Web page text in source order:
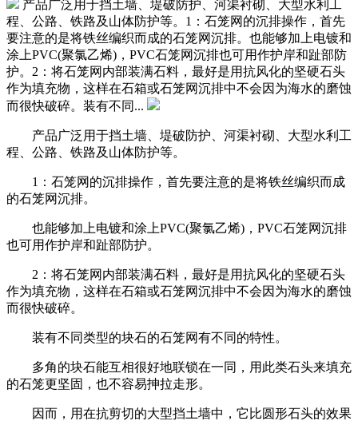
产品广泛用于挡土墙、堤破防护、河渠衬砌、大型水利工
程、公路、铁路及山体防护等。1：石笼网的沉排操作，首先
要注意的是将铁丝编织而成的石笼网沉排。也能够加上电镀和
涂上PVC(聚氯乙烯)，PVC石笼网沉排也可用作护岸和趾部防
护。2：将石笼网内部装满石料，最好是用抗风化的坚硬石头
作为填充物，这样在石箱或石笼网沉排中不会因为海水的磨蚀
而很快破碎。装有不同...
产品广泛用于挡土墙、堤破防护、河渠衬砌、大型水利工
程、公路、铁路及山体防护等。
1：石笼网的沉排操作，首先要注意的是将铁丝编织而成
的石笼网沉排。
也能够加上电镀和涂上PVC(聚氯乙烯)，PVC石笼网沉排
也可用作护岸和趾部防护。
2：将石笼网内部装满石料，最好是用抗风化的坚硬石头
作为填充物，这样在石箱或石笼网沉排中不会因为海水的磨蚀
而很快破碎。
装有不同类型的块石的石笼网有不同的特性。
多角的块石能互相很好地联锁在一同，用此类石头来填充
的石笼更坚固，也不容易抻拉走形。
因而，用在抗剪切的大型挡土墙中，它比圆形石头的效果